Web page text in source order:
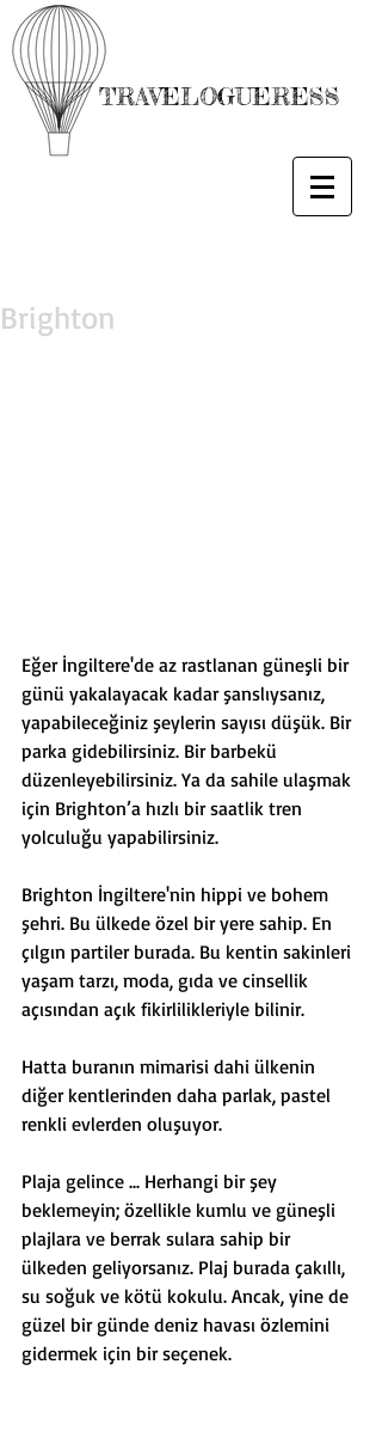
TRAVELOGUERESS
Brighton
Eğer İngiltere'de az rastlanan güneşli bir
günü yakalayacak kadar şanslıysanız,
yapabileceğiniz şeylerin sayısı düşük. Bir
parka gidebilirsiniz. Bir barbekü
düzenleyebilirsiniz. Ya da sahile ulaşmak
için Brighton’a hızlı bir saatlik tren
yolculuğu yapabilirsiniz.
Brighton İngiltere'nin hippi ve bohem
şehri. Bu ülkede özel bir yere sahip. En
çılgın partiler burada. Bu kentin sakinleri
yaşam tarzı, moda, gıda ve cinsellik
açısından açık fikirlilikleriyle bilinir.
Hatta buranın mimarisi dahi ülkenin
diğer kentlerinden daha parlak, pastel
renkli evlerden oluşuyor.
Plaja gelince ... Herhangi bir şey
beklemeyin; özellikle kumlu ve güneşli
plajlara ve berrak sulara sahip bir
ülkeden geliyorsanız. Plaj burada çakıllı,
su soğuk ve kötü kokulu. Ancak, yine de
güzel bir günde deniz havası özlemini
gidermek için bir seçenek.